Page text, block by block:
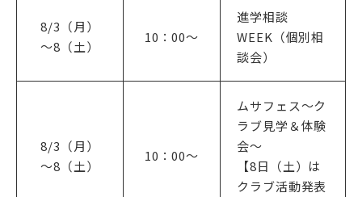
公式SNSアカウント
8/3（月）
～8（土）
10：00〜
進学相談
WEEK（個別相
談会）
8/3（月）
〜8（土）
10：00〜
ムサフェス～ク
ラブ見学＆体験
会～
【8日（土）は
クラブ活動発表